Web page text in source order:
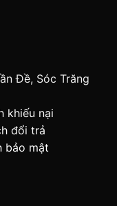
Đề, Sóc Trăng
khiếu nại
đổi trả
bảo mật